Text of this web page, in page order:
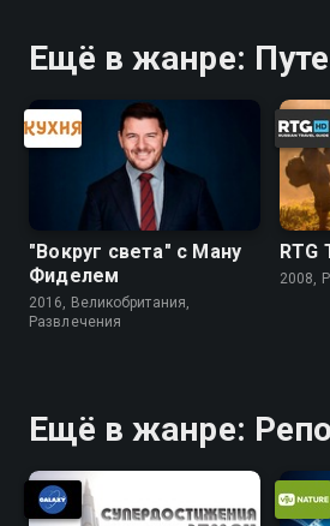
Ещё в жанре:
"Вокруг света" с Ману
Фиделем
2016, Великобритания,
Развлечения
RTG
2008,
Ещё в жанре: